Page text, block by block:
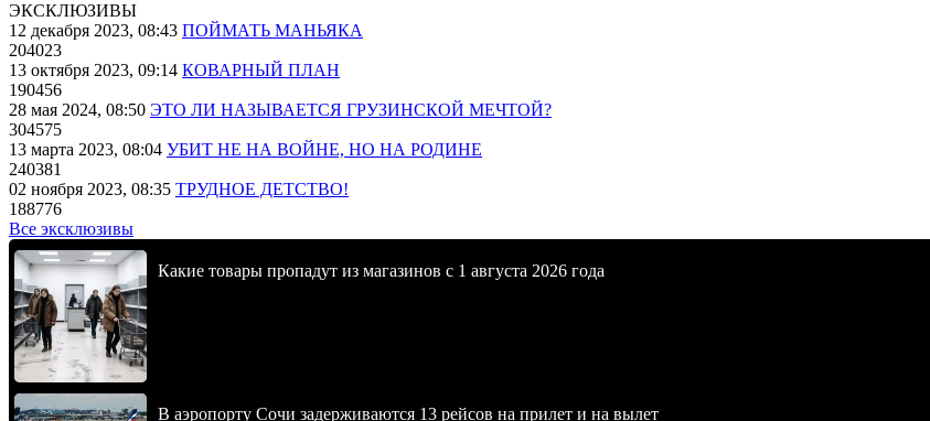
ЭКСКЛЮЗИВЫ
12 декабря 2023, 08:43 ПОЙМАТЬ МАНЬЯКА
204023
13 октября 2023, 09:14 КОВАРНЫЙ ПЛАН
190456
28 мая 2024, 08:50 ЭТО ЛИ НАЗЫВАЕТСЯ ГРУЗИНСКОЙ МЕЧТОЙ?
304575
13 марта 2023, 08:04 УБИТ НЕ НА ВОЙНЕ, НО НА РОДИНЕ
240381
02 ноября 2023, 08:35 ТРУДНОЕ ДЕТСТВО!
188776
Все эксклюзивы
Какие товары пропадут из магазинов с 1 августа 2026 года
В аэропорту Сочи задерживаются 13 рейсов на прилет и на вылет